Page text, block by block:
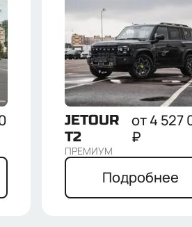
Отправить
данных
JETOUR
T2
от4 527
₽
ПРЕМИУМ
Подробнее